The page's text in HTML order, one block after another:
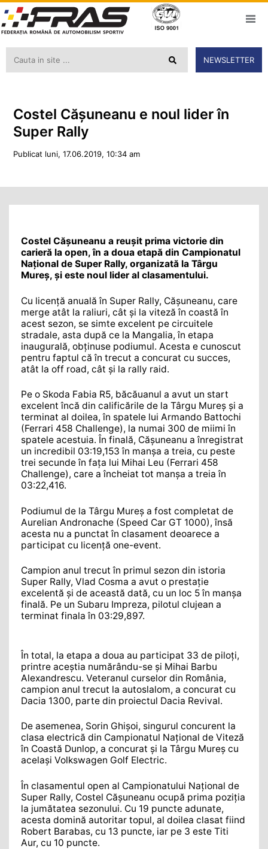
NEWSLETTER
Costel Cășuneanu e noul lider în
Super Rally
Publicat luni, 17.06.2019, 10:34 am
Costel Cășuneanu a reușit prima victorie din
carieră la open, în a doua etapă din Campionatul
Național de Super Rally, organizată la Târgu
Mureș, și este noul lider al clasamentului.
Cu licență anuală în Super Rally, Cășuneanu, care
merge atât la raliuri, cât și la viteză în coastă în
acest sezon, se simte excelent pe circuitele
stradale, asta după ce la Mangalia, în etapa
inaugurală, obținuse podiumul. Acesta e cunoscut
pentru faptul că în trecut a concurat cu succes,
atât la off road, cât și la rally raid.
Pe o Skoda Fabia R5, băcăuanul a avut un start
excelent încă din calificările de la Târgu Mureș și a
terminat al doilea, în spatele lui Armando Battochi
(Ferrari 458 Challenge), la numai 300 de miimi în
spatele acestuia. În finală, Cășuneanu a înregistrat
un incredibil 03:19,153 în manșa a treia, cu peste
trei secunde în fața lui Mihai Leu (Ferrari 458
Challenge), care a încheiat tot manșa a treia în
03:22,416.
Podiumul de la Târgu Mureș a fost completat de
Aurelian Andronache (Speed Car GT 1000), însă
acesta nu a punctat în clasament deoarece a
participat cu licență one-event.
Campion anul trecut în primul sezon din istoria
Super Rally, Vlad Cosma a avut o prestație
excelentă și de această dată, cu un loc 5 în manșa
finală. Pe un Subaru Impreza, pilotul clujean a
terminat finala în 03:29,897.
În total, la etapa a doua au participat 33 de piloți,
printre aceștia numărându-se și Mihai Barbu
Alexandrescu. Veteranul curselor din România,
campion anul trecut la autoslalom, a concurat cu
Dacia 1300, parte din proiectul Dacia Revival.
De asemenea, Sorin Ghișoi, singurul concurent la
clasa electrică din Campionatul Național de Viteză
în Coastă Dunlop, a concurat și la Târgu Mureș cu
același Volkswagen Golf Electric.
În clasamentul open al Campionatului Național de
Super Rally, Costel Cășuneanu ocupă prima poziția
la jumătatea sezonului. Cu 19 puncte adunate,
acesta domină autoritar topul, al doilea clasat fiind
Robert Barabas, cu 13 puncte, iar pe 3 este Titi
Aur, cu 10 puncte.